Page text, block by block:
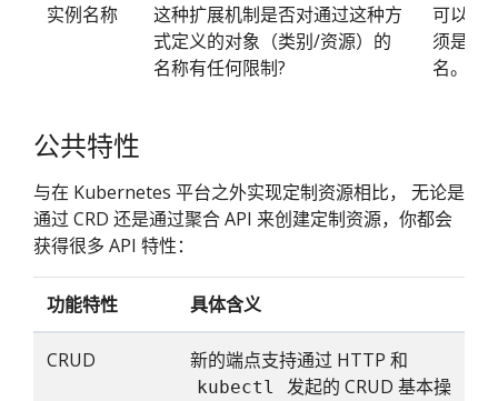
实例名称
这种扩展机制是否对通过这种方
式定义的对象（类别/资源）的
名称有任何限制?
可以，
须是一
名。
公共特性
与在 Kubernetes 平台之外实现定制资源相比， 无论是
通过 CRD 还是通过聚合 API 来创建定制资源，你都会
获得很多 API 特性：
功能特性 具体含义
CRUD 新的端点支持通过 HTTP 和
kubectl
发起的 CRUD 基本操